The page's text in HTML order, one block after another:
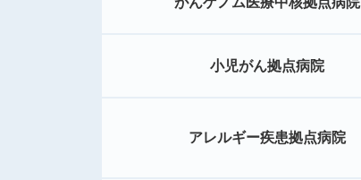
小児がん拠点病院
アレルギー疾患拠点病院